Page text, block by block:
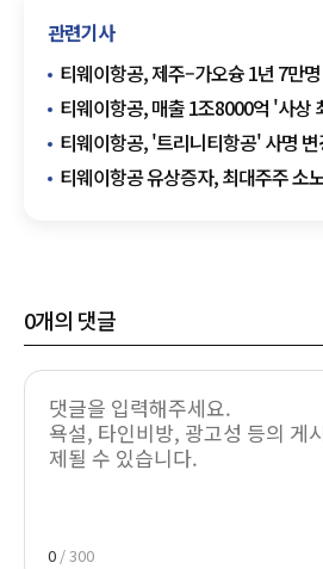
관련기사
티웨이항공, 제주–가오슝 1년 7만
유지
티웨이항공, 매출 1조8000억 '사상
쇼크
티웨이항공, '트리니티항공' 사명
보수체계 정비
티웨이항공 유상증자, 최대주주
0개의 댓글
0 / 300